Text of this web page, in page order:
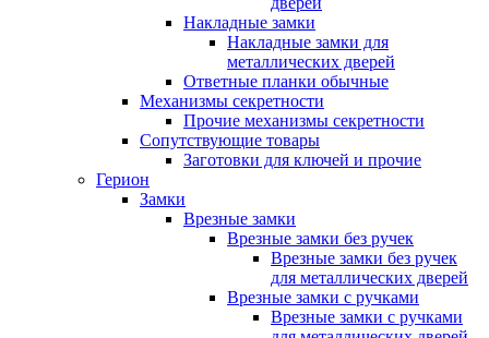
Накладные замки
Накладные замки для
металлических дверей
Ответные планки обычные
Механизмы секретности
Прочие механизмы секретности
Сопутствующие товары
Заготовки для ключей и прочие
Герион
Замки
Врезные замки
Врезные замки без ручек
Врезные замки без ручек
для металлических дверей
Врезные замки с ручками
Врезные замки с ручками